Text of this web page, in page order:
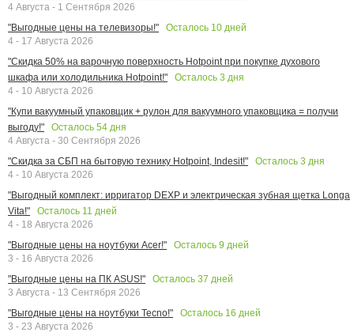
4 Августа - 1 Сентября 2026
"Выгодные цены на телевизоры!"
Осталось 10 дней
4 - 17 Августа 2026
"Скидка 50% на варочную поверхность Hotpoint при покупке духового
шкафа или холодильника Hotpoint!"
Осталось 3 дня
4 - 10 Августа 2026
"Купи вакуумный упаковщик + рулон для вакуумного упаковщика = получи
выгоду!"
Осталось 54 дня
4 Августа - 30 Сентября 2026
"Скидка за СБП на бытовую технику Hotpoint, Indesit!"
Осталось 3 дня
4 - 10 Августа 2026
"Выгодный комплект: ирригатор DEXP и электрическая зубная щетка Longa
Vita!"
Осталось 11 дней
4 - 18 Августа 2026
"Выгодные цены на ноутбуки Acer!"
Осталось 9 дней
3 - 16 Августа 2026
"Выгодные цены на ПК ASUS!"
Осталось 37 дней
3 Августа - 13 Сентября 2026
"Выгодные цены на ноутбуки Tecno!"
Осталось 16 дней
3 - 23 Августа 2026